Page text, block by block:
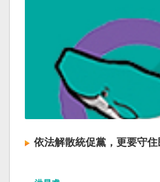
依法解散統促黨，更要守